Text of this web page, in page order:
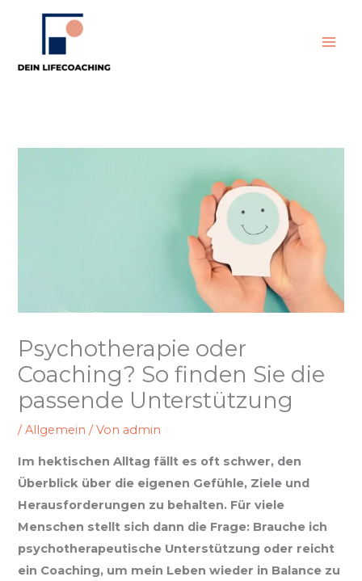
springen
Psychotherapie oder
Coaching? So finden Sie die
passende Unterstützung
/Allgemein / Von admin
Im hektischen Alltag fällt es oft schwer, den
Überblick über die eigenen Gefühle, Ziele und
Herausforderungen zu behalten. Für viele
Menschen stellt sich dann die Frage: Brauche ich
psychotherapeutische Unterstützung oder reicht
ein Coaching, um mein Leben wieder in Balance zu